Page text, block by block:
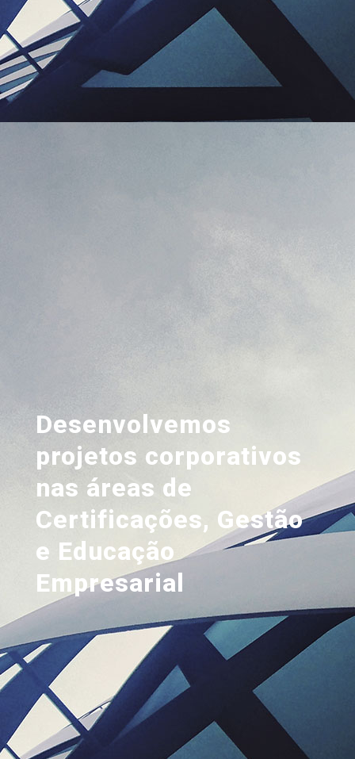
Desenvolvemos
projetos corporativos
nas áreas de
Certificações, Gestão
e Educação
Empresarial